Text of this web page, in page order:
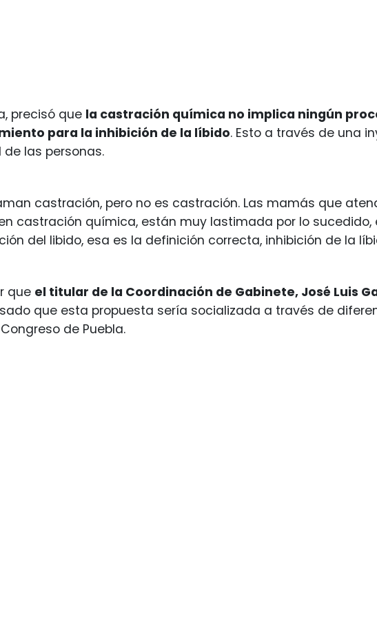
precisó que la castración química no implica ningún
para la inhibición de la líbido. Esto a través de una
las personas.
castración, pero no es castración. Las mamás que
castración química, están muy lastimada por lo sucedido,
del libido, esa es la definición correcta, inhibición de la
que el titular de la Coordinación de Gabinete, José Luis
que esta propuesta sería socializada a través de
de Puebla.